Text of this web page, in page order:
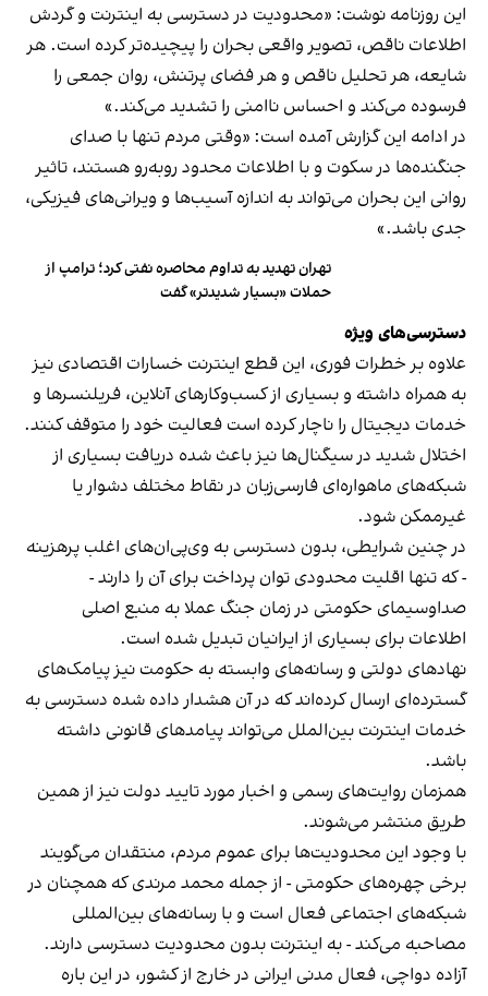
این روزنامه نوشت: «محدودیت در دسترسی به اینترنت و گردش
اطلاعات ناقص، تصویر واقعی بحران را پیچیده‌تر کرده است. هر
شایعه، هر تحلیل ناقص و هر فضای پرتنش، روان جمعی را
فرسوده می‌کند و احساس ناامنی را تشدید می‌کند.»
در ادامه این گزارش آمده است: «وقتی مردم تنها با صدای
جنگنده‌ها در سکوت و با اطلاعات محدود روبه‌رو هستند، تاثیر
روانی این بحران می‌تواند به اندازه آسیب‌ها و ویرانی‌های فیزیکی،
جدی باشد.»
تهران تهدید به تداوم محاصره نفتی کرد؛ ترامپ از
حملات «بسیار شدیدتر» گفت
دسترسی‌های ویژه
علاوه بر خطرات فوری، این قطع اینترنت خسارات اقتصادی نیز
به همراه داشته و بسیاری از کسب‌وکارهای آنلاین، فریلنسرها و
خدمات دیجیتال را ناچار کرده است فعالیت خود را متوقف کنند.
اختلال شدید در سیگنال‌ها نیز باعث شده دریافت بسیاری از
شبکه‌های ماهواره‌ای فارسی‌زبان در نقاط مختلف دشوار یا
غیرممکن شود.
در چنین شرایطی، بدون دسترسی به وی‌پی‌ان‌های اغلب پرهزینه
- که تنها اقلیت محدودی توان پرداخت برای آن را دارند -
صداوسیمای حکومتی در زمان جنگ عملا به منبع اصلی
اطلاعات برای بسیاری از ایرانیان تبدیل شده است.
نهادهای دولتی و رسانه‌های وابسته به حکومت نیز پیامک‌های
گسترده‌ای ارسال کرده‌اند که در آن هشدار داده شده دسترسی به
خدمات اینترنت بین‌الملل می‌تواند پیامدهای قانونی داشته
باشد.
همزمان روایت‌های رسمی و اخبار مورد تایید دولت نیز از همین
طریق منتشر می‌شوند.
با وجود این محدودیت‌ها برای عموم مردم، منتقدان می‌گویند
برخی چهره‌های حکومتی - از جمله محمد مرندی که همچنان در
شبکه‌های اجتماعی فعال است و با رسانه‌های بین‌المللی
مصاحبه می‌کند - به اینترنت بدون محدودیت دسترسی دارند.
آزاده دواچی، فعال مدنی ایرانی در خارج از کشور، در این باره